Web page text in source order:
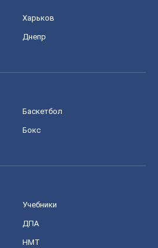
Харьков
Днепр
Баскетбол
Бокс
Учебники
ДПА
НМТ